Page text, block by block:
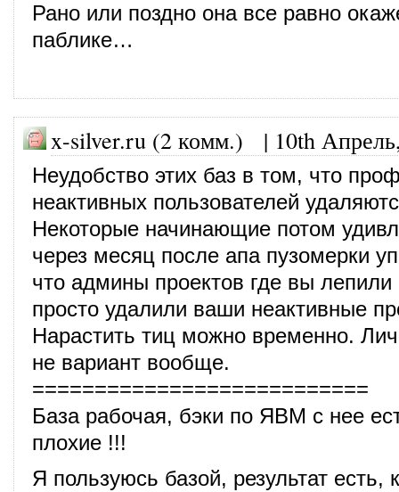
Рано или поздно она все равно
паблике…
x-silver.ru (2 комм.) | 10th
Неудобство этих баз в том, что
неактивных пользователей
Некоторые начинающие потом
через месяц после апа пузомерки
что админы проектов где вы лепили
просто удалили ваши неактивные
Нарастить тиц можно временно.
не вариант вообще.
===========================
База рабочая, бэки по ЯВМ с нее
плохие !!!
Я пользуюсь базой, результат есть,